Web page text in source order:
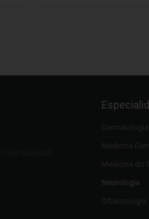
Dermatologia
Medicina
Medicina do
Neurologia
Oftalmologia